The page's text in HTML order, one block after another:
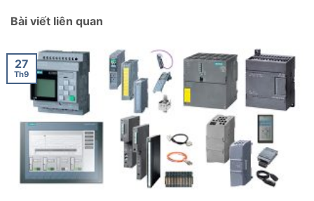
Bài viết liên quan
27
Th9